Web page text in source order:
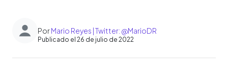
PorMario Reyes | Twitter: @MarioDR
Publicado el 26 de julio de 2022